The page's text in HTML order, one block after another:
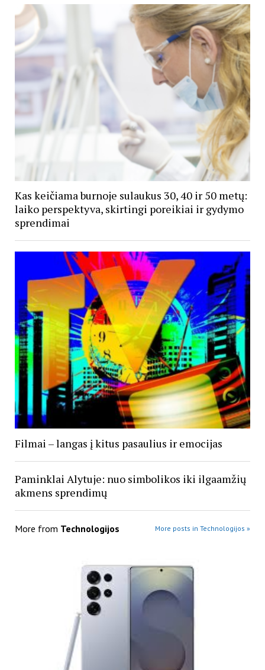
Kas keičiama burnoje sulaukus 30, 40 ir 50 metų:
laiko perspektyva, skirtingi poreikiai ir gydymo
sprendimai
Filmai – langas į kitus pasaulius ir emocijas
Paminklai Alytuje: nuo simbolikos iki ilgaamžių
akmens sprendimų
More from Technologijos More posts in Technologijos »